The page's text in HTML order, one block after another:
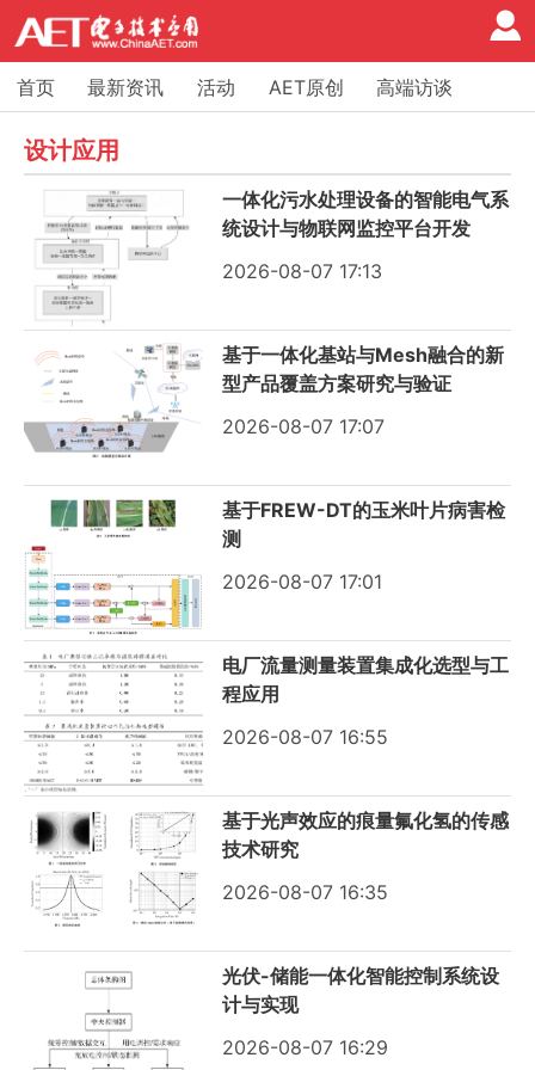
首页 最新资讯 活动 AET原创 高端访谈
设计应用
一体化污水处理设备的智能电气系
统设计与物联网监控平台开发
2026-08-07 17:13
基于一体化基站与Mesh融合的新
型产品覆盖方案研究与验证
2026-08-07 17:07
基于FREW-DT的玉米叶片病害检
测
2026-08-07 17:01
电厂流量测量装置集成化选型与工
程应用
2026-08-07 16:55
基于光声效应的痕量氟化氢的传感
技术研究
2026-08-07 16:35
光伏-储能一体化智能控制系统设
计与实现
2026-08-07 16:29